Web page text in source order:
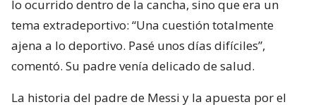
lo ocurrido dentro de la cancha, sino que era un
tema extradeportivo: “Una cuestión totalmente
ajena a lo deportivo. Pasé unos días difíciles”,
comentó. Su padre venía delicado de salud.
La historia del padre de Messi y la apuesta por el